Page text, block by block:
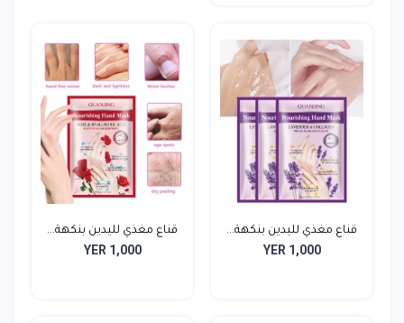
قناع مغذي لليدين بنكهة...
YER 1,000
قناع مغذي لليدين بنكهة...
YER 1,000